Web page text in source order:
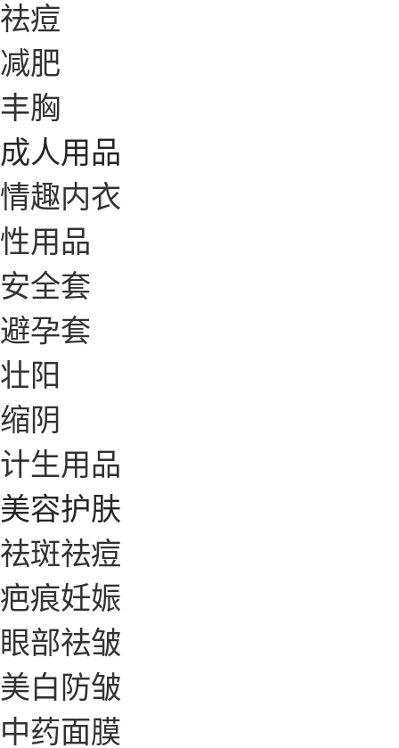
祛痘
减肥
丰胸
成人用品
情趣内衣
性用品
安全套
避孕套
壮阳
缩阴
计生用品
美容护肤
祛斑祛痘
疤痕妊娠
眼部祛皱
美白防皱
中药面膜